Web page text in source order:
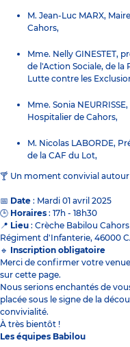
M. Jean-Luc MARX,
Cahors,
Mme. Nelly GINESTET,
de l'Action Sociale, de
Lutte contre les
Mme. Sonia
Hospitalier de Cahors,
M. Nicolas LABORDE,
de la CAF du Lot,
🍸 Un moment convivial autour
📅 Date : Mardi 01 avril 2025
🕒 Horaires : 17h - 18h30
📍 Lieu : Crèche Babilou
Régiment d'Infanterie, 46000
🔹 Inscription obligatoire
Merci de confirmer votre
sur cette page.
Nous serions enchantés de
placée sous le signe de la
convivialité.
À très bientôt !
Les équipes Babilou